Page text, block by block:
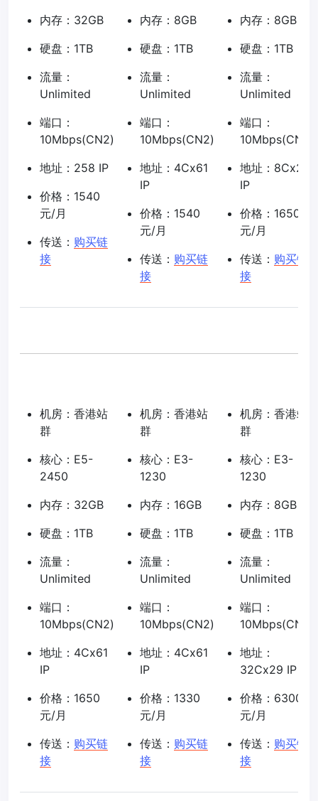
内存：32GB
硬盘：1TB
流量：
Unlimited
端口：
10Mbps(CN2)
地址：258 IP
价格：1540
元/月
传送： 购买链
接
内存：8GB
硬盘：1TB
流量：
Unlimited
端口：
10Mbps(CN2)
地址：4Cx61
IP
价格：1540
元/月
传送： 购买链
接
内存：8GB
硬盘：1TB
流量：
Unlimited
端口：
10Mbps(CN2)
地址：8Cx29
IP
价格：1650
元/月
传送： 购买链
接
机房：香港站
群
核心：E5-
2450
内存：32GB
硬盘：1TB
流量：
Unlimited
端口：
10Mbps(CN2)
地址：4Cx61
IP
价格：1650
元/月
传送： 购买链
接
机房：香港站
群
核心：E3-
1230
内存：16GB
硬盘：1TB
流量：
Unlimited
端口：
10Mbps(CN2)
地址：4Cx61
IP
价格：1330
元/月
传送： 购买链
接
机房：香港站
群
核心：E3-
1230
内存：8GB
硬盘：1TB
流量：
Unlimited
端口：
10Mbps(CN2)
地址：
32Cx29 IP
价格：6300
元/月
传送： 购买链
接